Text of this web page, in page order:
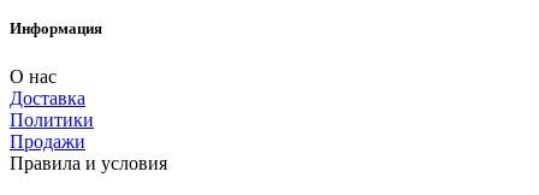
Информация
О нас
Доставка
Политики
Продажи
Правила и условия